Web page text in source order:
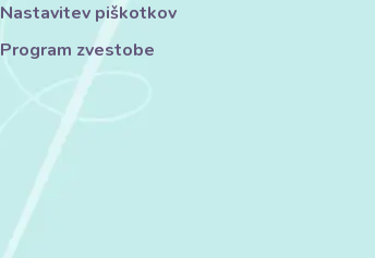
Nastavitev piškotkov
Program zvestobe